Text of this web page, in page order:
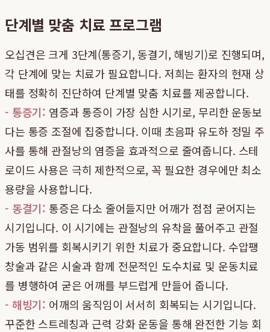
단계별 맞춤 치료 프로그램
오십견은 크게 3단계(통증기, 동결기, 해빙기)로 진행되며,
각 단계에 맞는 치료가 필요합니다. 저희는 환자의 현재 상
태를 정확히 진단하여 단계별 맞춤 치료를 제공합니다.
- 통증기: 염증과 통증이 가장 심한 시기로, 무리한 운동보
다는 통증 조절에 집중합니다. 이때 초음파 유도하 정밀 주
사를 통해 관절낭의 염증을 효과적으로 줄여줍니다. 스테
로이드 사용은 극히 제한적으로, 꼭 필요한 경우에만 최소
용량을 사용합니다.
- 동결기: 통증은 다소 줄어들지만 어깨가 점점 굳어지는
시기입니다. 이 시기에는 관절낭의 유착을 풀어주고 관절
가동 범위를 회복시키기 위한 치료가 중요합니다. 수압팽
창술과 같은 시술과 함께 전문적인 도수치료 및 운동치료
를 병행하여 굳은 어깨를 부드럽게 만들어 줍니다.
- 해빙기: 어깨의 움직임이 서서히 회복되는 시기입니다.
꾸준한 스트레칭과 근력 강화 운동을 통해 완전한 기능 회